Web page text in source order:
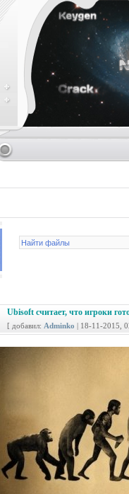
Ubisoft считает, что игроки
[ добавил: Adminko | 18-11-2015,